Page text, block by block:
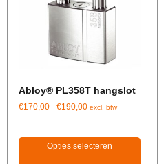
Abloy® PL358T hangslot
€170,00 - €190,00 excl. btw
Opties selecteren